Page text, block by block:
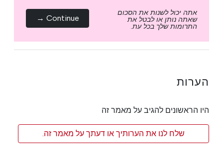
אתה יכול לשנות את הסכום
שאתה נותן או לבטל את
התרומות שלך בכל עת.
Continue →
הערות
היו הראשונים להגיב על מאמר זה
שלח לנו את הערותיך או דעתך על מאמר זה.